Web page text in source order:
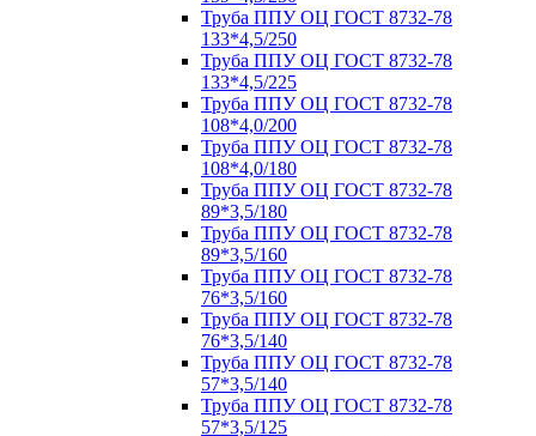
Труба ППУ ОЦ ГОСТ 8732-78
133*4,5/250
Труба ППУ ОЦ ГОСТ 8732-78
133*4,5/225
Труба ППУ ОЦ ГОСТ 8732-78
108*4,0/200
Труба ППУ ОЦ ГОСТ 8732-78
108*4,0/180
Труба ППУ ОЦ ГОСТ 8732-78
89*3,5/180
Труба ППУ ОЦ ГОСТ 8732-78
89*3,5/160
Труба ППУ ОЦ ГОСТ 8732-78
76*3,5/160
Труба ППУ ОЦ ГОСТ 8732-78
76*3,5/140
Труба ППУ ОЦ ГОСТ 8732-78
57*3,5/140
Труба ППУ ОЦ ГОСТ 8732-78
57*3,5/125